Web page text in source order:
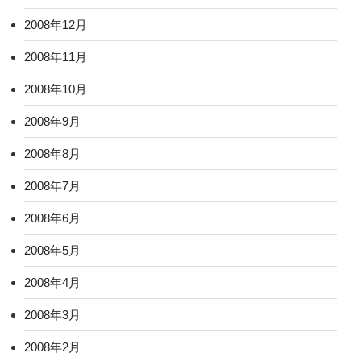
2008年12月
2008年11月
2008年10月
2008年9月
2008年8月
2008年7月
2008年6月
2008年5月
2008年4月
2008年3月
2008年2月